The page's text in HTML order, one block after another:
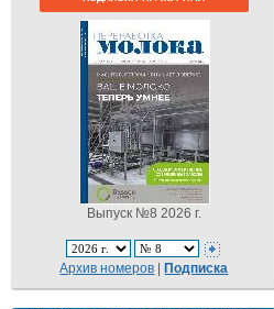
Выпуск №8 2026 г.
Архив номеров |Подписка